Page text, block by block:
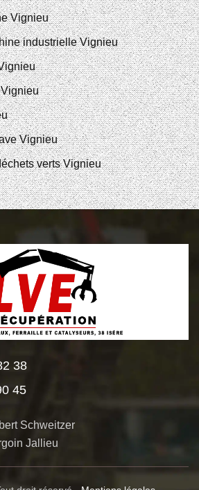
Vignieu
industrielle Vignieu
Vignieu
verts Vignieu
38
45
Schweitzer
Jallieu